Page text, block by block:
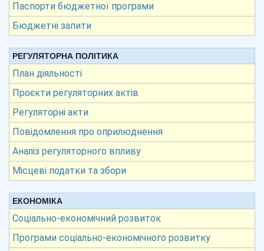
Паспорти бюджетної програми
Бюджетні запити
РЕГУЛЯТОРНА ПОЛІТИКА
План діяльності
Проєкти регуляторних актів
Регуляторні акти
Повідомлення про оприлюднення
Аналіз регуляторного впливу
Місцеві податки та збори
ЕКОНОМІКА
Соціально-економічний розвиток
Програми соціально-економічного розвитку